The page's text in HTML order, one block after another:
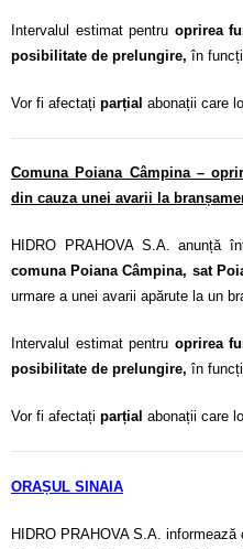
Intervalul estimat pentru oprirea
posibilitate de prelungire, în
Vor fi afectați parțial abonații care
Comuna Poiana Câmpina –
din cauza unei avarii la
HIDRO PRAHOVA S.A. anunță
comuna Poiana Câmpina, sat
urmare a unei avarii apărute la un
Intervalul estimat pentru oprirea
posibilitate de prelungire, în
Vor fi afectați parțial abonații care
ORAȘUL SINAIA
HIDRO PRAHOVA S.A.